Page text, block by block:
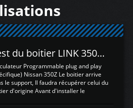
Test du boitier LINK 350Z Plugin ECU
Programmable plug and play
Nissan 350Z Le boitier arrive
le support, Il faudra récupérer celui du
d'origine Avant d'installer le